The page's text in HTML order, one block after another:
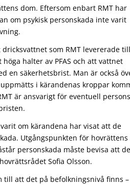
dom. Eftersom enbart RMT har
om psykisk personskada inte varit
som RMT levererade till
halter av PFAS och att vattnet
en säkerhetsbrist. Man är också
i kärandenas kroppar
är ansvarigt för eventuell
om kärandena har visat att de
Utgångspunkten för hovrättens
personskada måste bevisa att
Sofia Olsson.
till att det på befolkningsnivå finns